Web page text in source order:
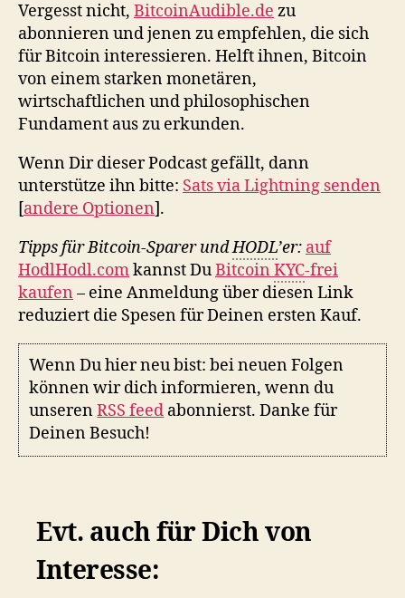
Vergesst nicht, BitcoinAudible.de zu
abonnieren und jenen zu empfehlen, die sich
für Bitcoin interessieren. Helft ihnen, Bitcoin
von einem starken monetären,
wirtschaftlichen und philosophischen
Fundament aus zu erkunden.
Wenn Dir dieser Podcast gefällt, dann
unterstütze ihn bitte: Sats via Lightning senden
[andere Optionen].
Tipps für Bitcoin-Sparer undHODL’er: auf
HodlHodl.comkannst DuBitcoin KYC-frei
kaufen – eine Anmeldung über diesen Link
reduziert die Spesen für Deinen ersten Kauf.
Wenn Du hier neu bist: bei neuen Folgen
können wir dich informieren, wenn du
unserenRSS feed abonnierst. Danke für
Deinen Besuch!
Evt. auch für Dich von
Interesse: